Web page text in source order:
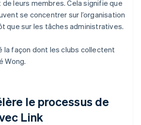
leurs membres. Cela signifie que
se concentrer sur l’organisation
que sur les tâches administratives.
la façon dont les clubs collectent
Wong.
le processus de
Link